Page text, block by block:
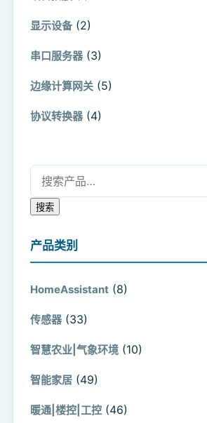
显示设备 (2)
串口服务器 (3)
边缘计算网关 (5)
协议转换器 (4)
搜索：
搜索
产品类别
HomeAssistant (8)
传感器 (33)
智慧农业|气象环境 (10)
智能家居 (49)
暖通|楼控|工控 (46)